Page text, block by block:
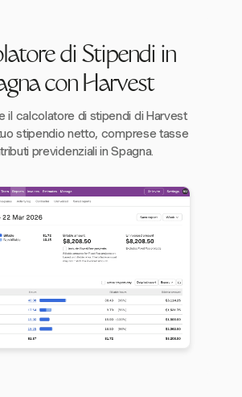
di Stipendi in
con Harvest
il calcolatore di stipendi di Harvest
stipendio netto, comprese tasse
previdenziali in Spagna.